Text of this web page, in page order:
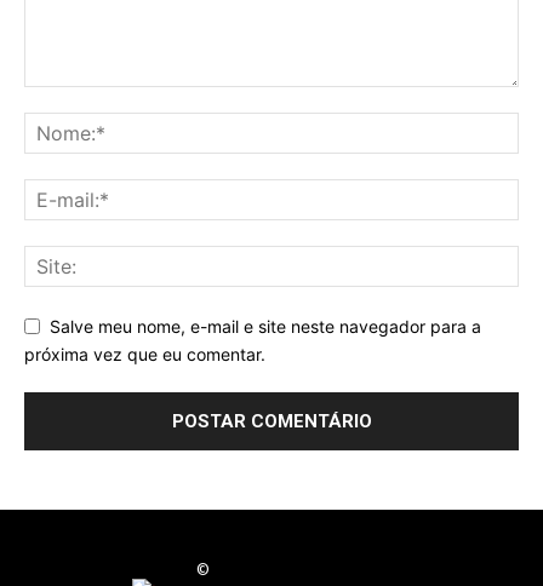
Salve meu nome, e-mail e site neste navegador para a
próxima vez que eu comentar.
©